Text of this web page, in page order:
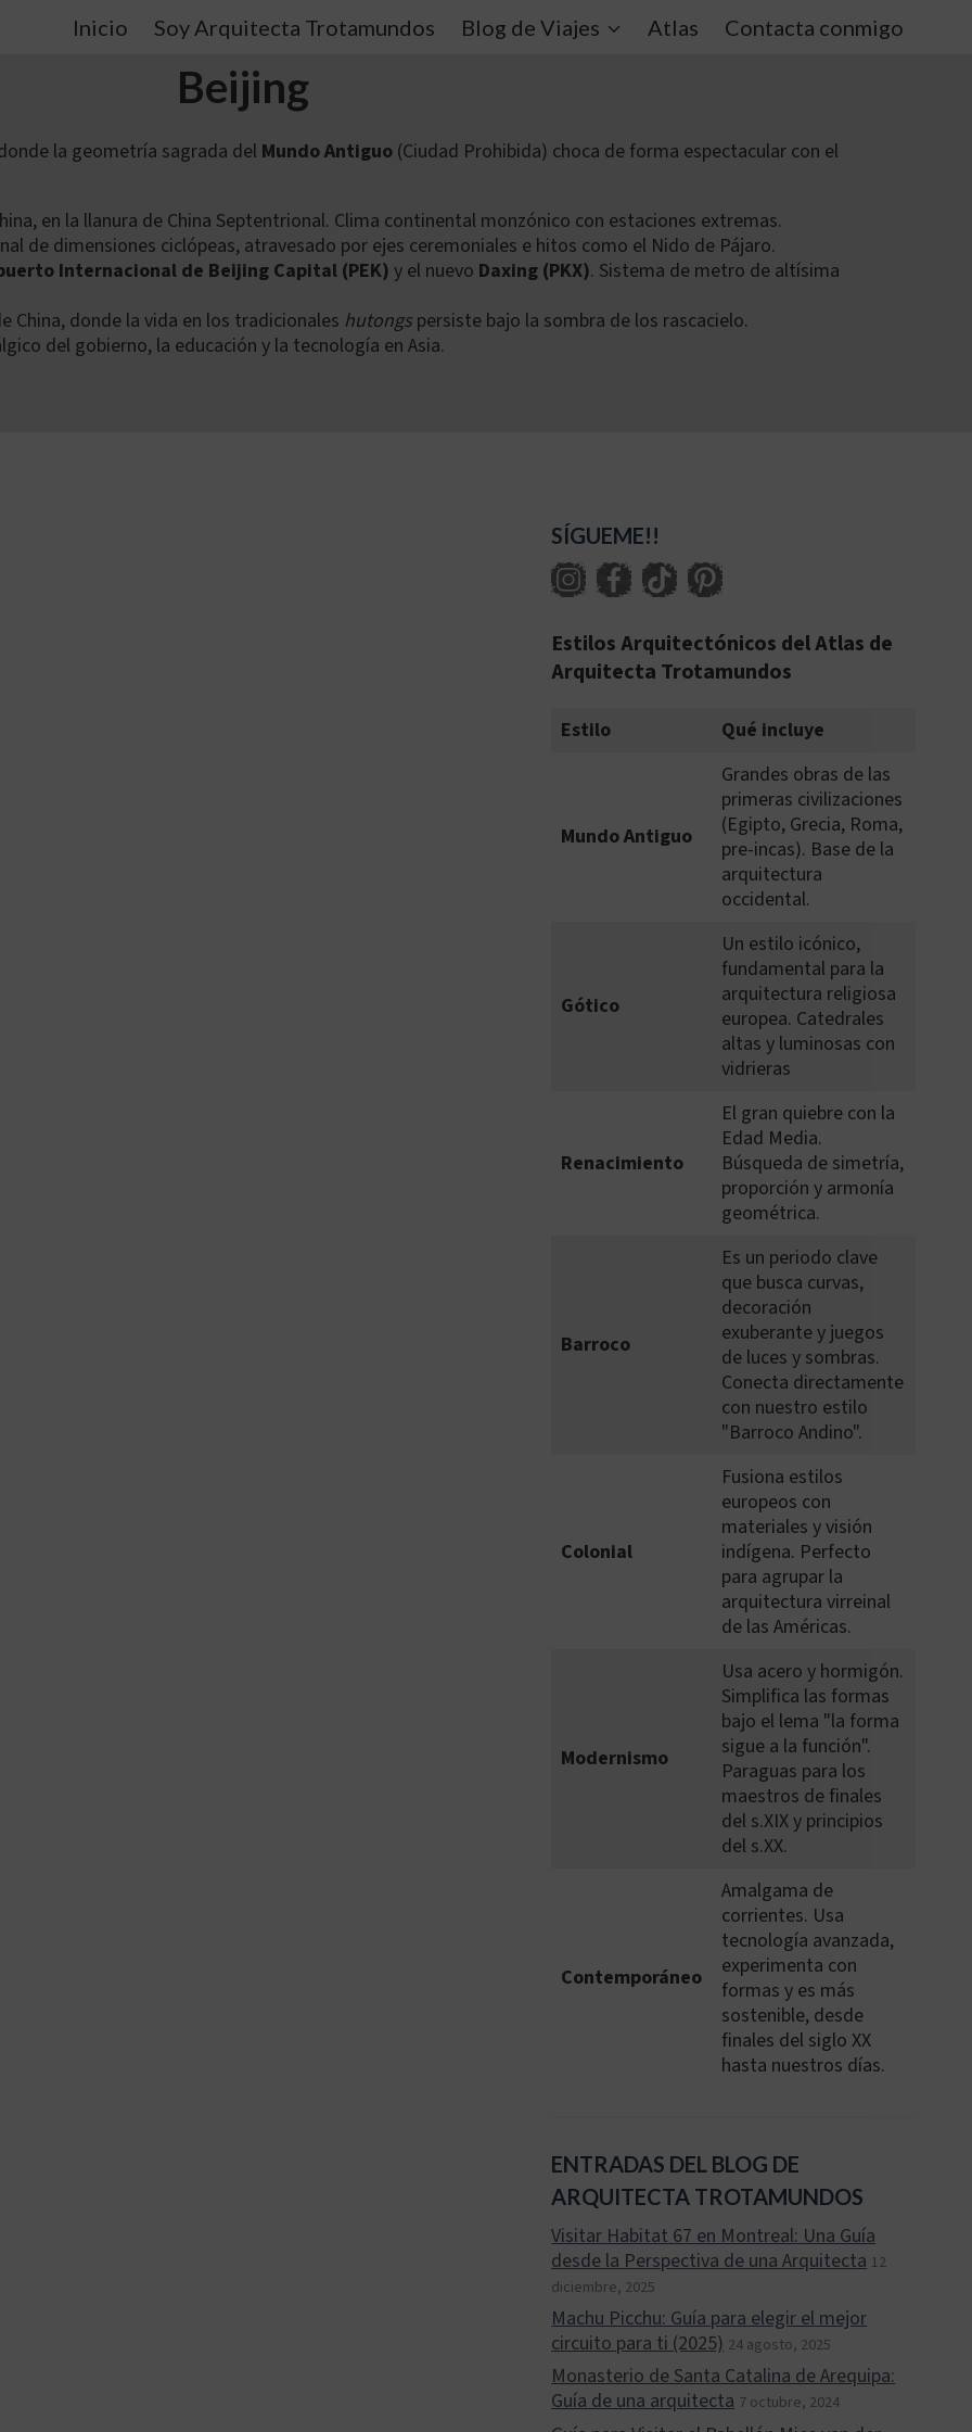
Inicio Soy Arquitecta Trotamundos Blog de Viajes Atlas Contacta conmigo
Beijing
la geometría sagrada del Mundo Antiguo (Ciudad Prohibida) choca de forma espectacular con el
en la llanura de China Septentrional. Clima continental monzónico con estaciones extremas.
de dimensiones ciclópeas, atravesado por ejes ceremoniales e hitos como el Nido de Pájaro.
Internacional de Beijing Capital (PEK) y el nuevo Daxing (PKX). Sistema de metro de altísima
China, donde la vida en los tradicionales hutongs persiste bajo la sombra de los rascacielo.
del gobierno, la educación y la tecnología en Asia.
SÍGUEME!!
Estilos Arquitectónicos del Atlas de
Arquitecta Trotamundos
Estilo Qué incluye
Mundo Antiguo
Grandes obras de las
primeras civilizaciones
(Egipto, Grecia, Roma,
pre-incas). Base de la
arquitectura
occidental.
Gótico
Un estilo icónico,
fundamental para la
arquitectura religiosa
europea. Catedrales
altas y luminosas con
vidrieras
Renacimiento
El gran quiebre con la
Edad Media.
Búsqueda de simetría,
proporción y armonía
geométrica.
Barroco
Es un periodo clave
que busca curvas,
decoración
exuberante y juegos
de luces y sombras.
Conecta directamente
con nuestro estilo
"Barroco Andino".
Colonial
Fusiona estilos
europeos con
materiales y visión
indígena. Perfecto
para agrupar la
arquitectura virreinal
de las Américas.
Modernismo
Usa acero y hormigón.
Simplifica las formas
bajo el lema "la forma
sigue a la función".
Paraguas para los
maestros de finales
del s.XIX y principios
del s.XX.
Contemporáneo
Amalgama de
corrientes. Usa
tecnología avanzada,
experimenta con
formas y es más
sostenible, desde
finales del siglo XX
hasta nuestros días.
ENTRADAS DEL BLOG DE
ARQUITECTA TROTAMUNDOS
Visitar Habitat 67 en Montreal: Una Guía
desde la Perspectiva de una Arquitecta 12
diciembre, 2025
Machu Picchu: Guía para elegir el mejor
circuito para ti (2025) 24 agosto, 2025
Monasterio de Santa Catalina de Arequipa:
Guía de una arquitecta 7 octubre, 2024